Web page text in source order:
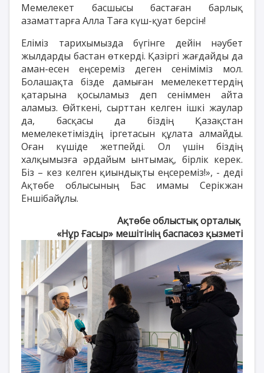
Мемелекет басшысы бастаған барлық
азаматтарға Алла Таға күш-қуат берсін!
Еліміз тарихымызда бүгінге дейін нәубет
жылдарды бастан өткерді. Қазіргі жағдайды да
аман-есен еңсереміз деген сеніміміз мол.
Болашақта бізде дамыған мемелекеттердің
қатарына қосыламыз деп сеніммен айта
аламыз. Өйткені, сырттан келген ішкі жаулар
да, басқасы да біздің Қазақстан
мемелекетіміздің іргетасын құлата алмайды.
Оған күшіде жетпейді. Ол үшін біздің
халқымызға әрдайым ынтымақ, бірлік керек.
Біз – кез келген қиындықты еңсереміз!», - деді
Ақтөбе облысының Бас имамы Серікжан
Еншібайұлы.
Ақтөбе облыстық орталық
«Нұр Ғасыр» мешітінің баспасөз қызметі